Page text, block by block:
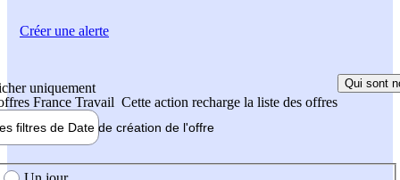
uniquement
France Travail Cette action recharge la liste des offres
Qui sont
filtres de Date de création de l'offre
création de l'offre
Créer une alerte